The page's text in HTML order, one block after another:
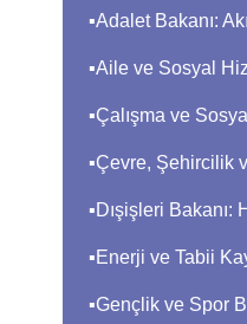
▪︎Adalet Bakanı:
▪︎Aile ve Sosyal
▪︎Çalışma ve
▪︎Çevre, Şehircilik
▪︎Dışişleri Bakanı:
▪︎Enerji ve Tabii
▪︎Gençlik ve Spor